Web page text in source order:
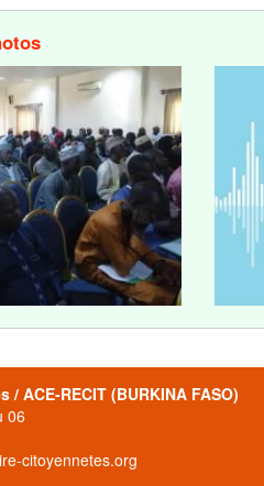
ACE-RECIT (BURKINA FASO)
06
citoyennetes.org